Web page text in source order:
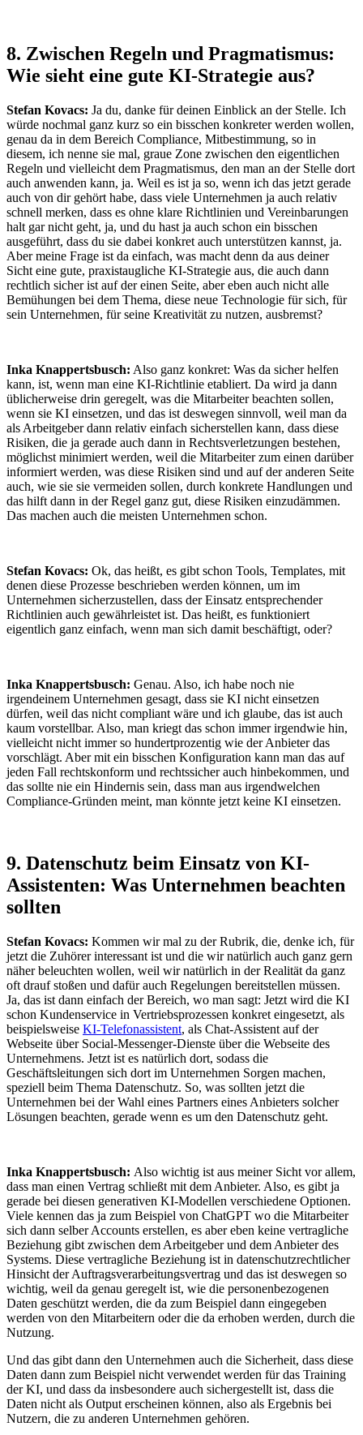
8. Zwischen Regeln und Pragmatismus:
Wie sieht eine gute KI-Strategie aus?
Stefan Kovacs: Ja du, danke für deinen Einblick an der Stelle. Ich
würde nochmal ganz kurz so ein bisschen konkreter werden wollen,
genau da in dem Bereich Compliance, Mitbestimmung, so in
diesem, ich nenne sie mal, graue Zone zwischen den eigentlichen
Regeln und vielleicht dem Pragmatismus, den man an der Stelle dort
auch anwenden kann, ja. Weil es ist ja so, wenn ich das jetzt gerade
auch von dir gehört habe, dass viele Unternehmen ja auch relativ
schnell merken, dass es ohne klare Richtlinien und Vereinbarungen
halt gar nicht geht, ja, und du hast ja auch schon ein bisschen
ausgeführt, dass du sie dabei konkret auch unterstützen kannst, ja.
Aber meine Frage ist da einfach, was macht denn da aus deiner
Sicht eine gute, praxistaugliche KI-Strategie aus, die auch dann
rechtlich sicher ist auf der einen Seite, aber eben auch nicht alle
Bemühungen bei dem Thema, diese neue Technologie für sich, für
sein Unternehmen, für seine Kreativität zu nutzen, ausbremst?
Inka Knappertsbusch: Also ganz konkret: Was da sicher helfen
kann, ist, wenn man eine KI-Richtlinie etabliert. Da wird ja dann
üblicherweise drin geregelt, was die Mitarbeiter beachten sollen,
wenn sie KI einsetzen, und das ist deswegen sinnvoll, weil man da
als Arbeitgeber dann relativ einfach sicherstellen kann, dass diese
Risiken, die ja gerade auch dann in Rechtsverletzungen bestehen,
möglichst minimiert werden, weil die Mitarbeiter zum einen darüber
informiert werden, was diese Risiken sind und auf der anderen Seite
auch, wie sie sie vermeiden sollen, durch konkrete Handlungen und
das hilft dann in der Regel ganz gut, diese Risiken einzudämmen.
Das machen auch die meisten Unternehmen schon.
Stefan Kovacs: Ok, das heißt, es gibt schon Tools, Templates, mit
denen diese Prozesse beschrieben werden können, um im
Unternehmen sicherzustellen, dass der Einsatz entsprechender
Richtlinien auch gewährleistet ist. Das heißt, es funktioniert
eigentlich ganz einfach, wenn man sich damit beschäftigt, oder?
Inka Knappertsbusch: Genau. Also, ich habe noch nie
irgendeinem Unternehmen gesagt, dass sie KI nicht einsetzen
dürfen, weil das nicht compliant wäre und ich glaube, das ist auch
kaum vorstellbar. Also, man kriegt das schon immer irgendwie hin,
vielleicht nicht immer so hundertprozentig wie der Anbieter das
vorschlägt. Aber mit ein bisschen Konfiguration kann man das auf
jeden Fall rechtskonform und rechtssicher auch hinbekommen, und
das sollte nie ein Hindernis sein, dass man aus irgendwelchen
Compliance-Gründen meint, man könnte jetzt keine KI einsetzen.
9. Datenschutz beim Einsatz von KI-
Assistenten: Was Unternehmen beachten
sollten
Stefan Kovacs: Kommen wir mal zu der Rubrik, die, denke ich, für
jetzt die Zuhörer interessant ist und die wir natürlich auch ganz gern
näher beleuchten wollen, weil wir natürlich in der Realität da ganz
oft drauf stoßen und dafür auch Regelungen bereitstellen müssen.
Ja, das ist dann einfach der Bereich, wo man sagt: Jetzt wird die KI
schon Kundenservice in Vertriebsprozessen konkret eingesetzt, als
beispielsweise KI-Telefonassistent, als Chat-Assistent auf der
Webseite über Social-Messenger-Dienste über die Webseite des
Unternehmens. Jetzt ist es natürlich dort, sodass die
Geschäftsleitungen sich dort im Unternehmen Sorgen machen,
speziell beim Thema Datenschutz. So, was sollten jetzt die
Unternehmen bei der Wahl eines Partners eines Anbieters solcher
Lösungen beachten, gerade wenn es um den Datenschutz geht.
Inka Knappertsbusch: Also wichtig ist aus meiner Sicht vor allem,
dass man einen Vertrag schließt mit dem Anbieter. Also, es gibt ja
gerade bei diesen generativen KI-Modellen verschiedene Optionen.
Viele kennen das ja zum Beispiel von ChatGPT wo die Mitarbeiter
sich dann selber Accounts erstellen, es aber eben keine vertragliche
Beziehung gibt zwischen dem Arbeitgeber und dem Anbieter des
Systems. Diese vertragliche Beziehung ist in datenschutzrechtlicher
Hinsicht der Auftragsverarbeitungsvertrag und das ist deswegen so
wichtig, weil da genau geregelt ist, wie die personenbezogenen
Daten geschützt werden, die da zum Beispiel dann eingegeben
werden von den Mitarbeitern oder die da erhoben werden, durch die
Nutzung.
Und das gibt dann den Unternehmen auch die Sicherheit, dass diese
Daten dann zum Beispiel nicht verwendet werden für das Training
der KI, und dass da insbesondere auch sichergestellt ist, dass die
Daten nicht als Output erscheinen können, also als Ergebnis bei
Nutzern, die zu anderen Unternehmen gehören.